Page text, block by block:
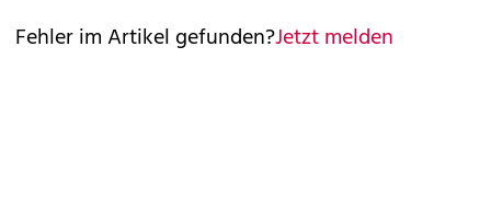
Fehler im Artikel gefunden?Jetzt melden